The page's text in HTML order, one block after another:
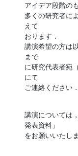
アイデア段階の
多くの研究者に
えて
おります．
講演希望の方は
まで
に研究代表者宛
にて
ご連絡ください．
講演については
発表資料」
をお願いいたし